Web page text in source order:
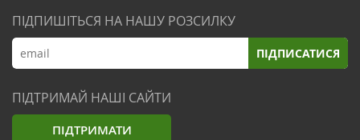
ПІДПИШІТЬСЯ НА НАШУ РОЗСИЛКУ
ПІДПИСАТИСЯ
ПІДТРИМАЙ НАШІ САЙТИ
ПІДТРИМАТИ